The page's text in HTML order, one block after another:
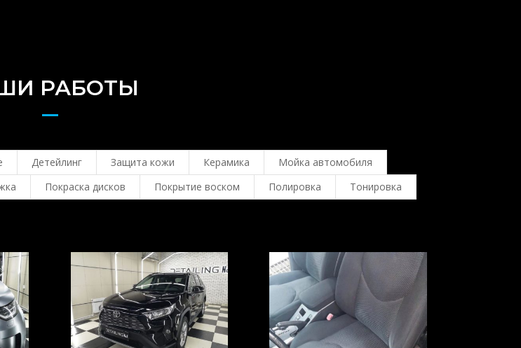
РАБОТЫ
Детейлинг Защита кожи Керамика
Мойка автомобиля
Покраска дисков Покрытие воском Полировка
Тонировка